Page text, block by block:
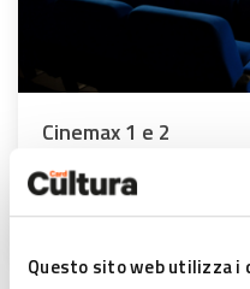
Questo sito web utilizza i
Cinemax 1 e 2
Bazzano